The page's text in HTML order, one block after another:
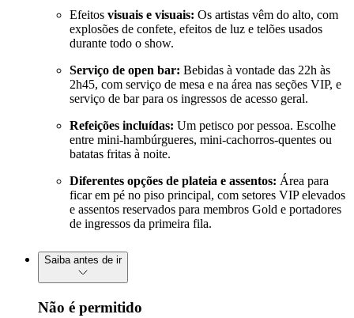
Efeitos visuais e visuais: Os artistas vêm do alto, com
explosões de confete, efeitos de luz e telões usados
durante todo o show.
Serviço de open bar: Bebidas à vontade das 22h às
2h45, com serviço de mesa e na área nas seções VIP, e
serviço de bar para os ingressos de acesso geral.
Refeições incluídas: Um petisco por pessoa. Escolhe
entre mini-hambúrgueres, mini-cachorros-quentes ou
batatas fritas à noite.
Diferentes opções de plateia e assentos: Área para
ficar em pé no piso principal, com setores VIP elevados
e assentos reservados para membros Gold e portadores
de ingressos da primeira fila.
Saiba antes de ir
Não é permitido